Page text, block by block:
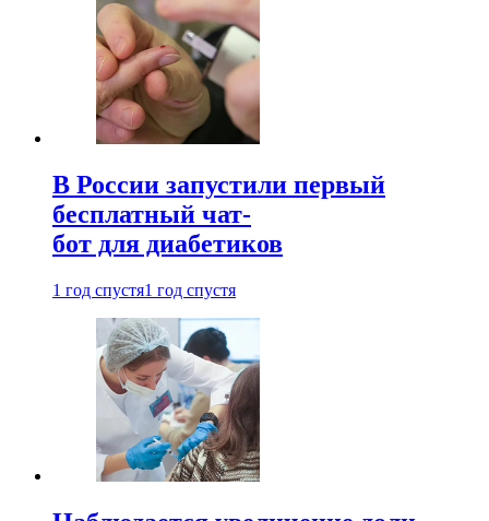
В России запустили первый
бесплатный чат-
бот для диабетиков
1 год спустя1 год спустя